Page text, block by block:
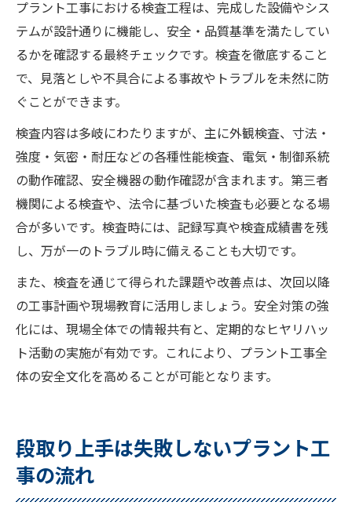
プラント工事における検査工程は、完成した設備やシス
テムが設計通りに機能し、安全・品質基準を満たしてい
るかを確認する最終チェックです。検査を徹底すること
で、見落としや不具合による事故やトラブルを未然に防
ぐことができます。
検査内容は多岐にわたりますが、主に外観検査、寸法・
強度・気密・耐圧などの各種性能検査、電気・制御系統
の動作確認、安全機器の動作確認が含まれます。第三者
機関による検査や、法令に基づいた検査も必要となる場
合が多いです。検査時には、記録写真や検査成績書を残
し、万が一のトラブル時に備えることも大切です。
また、検査を通じて得られた課題や改善点は、次回以降
の工事計画や現場教育に活用しましょう。安全対策の強
化には、現場全体での情報共有と、定期的なヒヤリハッ
ト活動の実施が有効です。これにより、プラント工事全
体の安全文化を高めることが可能となります。
段取り上手は失敗しないプラント工
事の流れ